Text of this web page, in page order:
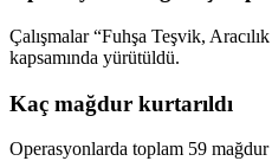
Çalışmalar “Fuhşa Teşvik,
kapsamında yürütüldü.
Kaç mağdur kurtarıldı
Operasyonlarda toplam 59 mağdur